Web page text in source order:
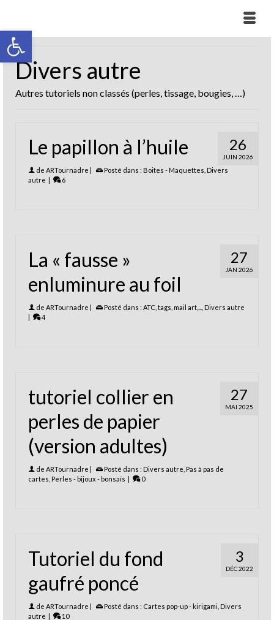
Ouvrir la barre d’outils
Divers autre
Autres tutoriels non classés (perles, tissage, bougies, …)
26
JUIN 2026
Le papillon à l’huile
de ARTournadre | Posté dans : Boites - Maquettes Divers
autre | 6
27
JAN 2026
La « fausse »
enluminure au foil
de ARTournadre | Posté dans : ATC, tags, mail art,...
Divers autre
|
4
27
MAI 2025
tutoriel collier en
perles de papier
(version adultes)
de ARTournadre | Posté dans : Divers autre Pas à pas de
cartes Perles - bijoux - bonsaïs | 0
3
DÉC 2022
Tutoriel du fond
gaufré poncé
de ARTournadre | Posté dans : Cartes pop-up - kirigami Divers
autre | 10